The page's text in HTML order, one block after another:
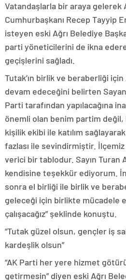
Vatandaşlarla bir araya gelerek
Cumhurbaşkanı Recep Tayyip
isteyen eski Ağrı Belediye
parti yöneticilerini de ikna
geçişlerini sağladı.
Tutak’ın birlik ve beraberliği için
devam edeceğini belirten
Parti tarafından yapılacağına
önemli olan benim partim
kişilik ekibi ile katılım
fazlası ile sevindirmiştir.
verici bir tablodur. Sayın Turan
kendisine teşekkür ediyorum.
sonra el birliği ile birlik ve
geleceği için birlikte mücadele
çalışacağız” şeklinde konuştu.
“Tutak güzel olsun, gençler iş
kardeşlik olsun”
“AK Parti her yere hizmet
getirmesin” diyen eski Ağrı